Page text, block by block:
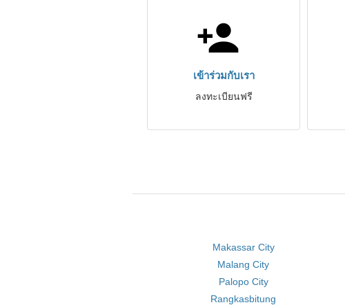
เข้าร่วมกับเรา
ลงทะเบียนฟรี
Makassar City
Malang City
Palopo City
Rangkasbitung